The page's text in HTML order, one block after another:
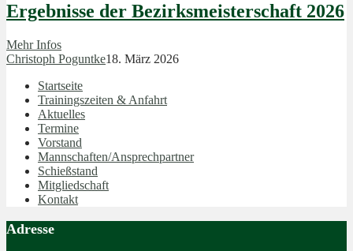
Ergebnisse der Bezirksmeisterschaft 2026
Mehr Infos
Christoph Poguntke18. März 2026
Startseite
Trainingszeiten & Anfahrt
Aktuelles
Termine
Vorstand
Mannschaften/Ansprechpartner
Schießstand
Mitgliedschaft
Kontakt
Adresse